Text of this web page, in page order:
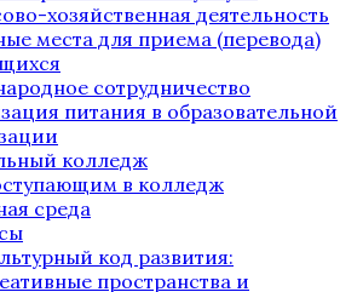
хозяйственная деятельность
места для приема (перевода)
сотрудничество
питания в образовательной
колледж
в колледж
среда
код развития:
пространства и